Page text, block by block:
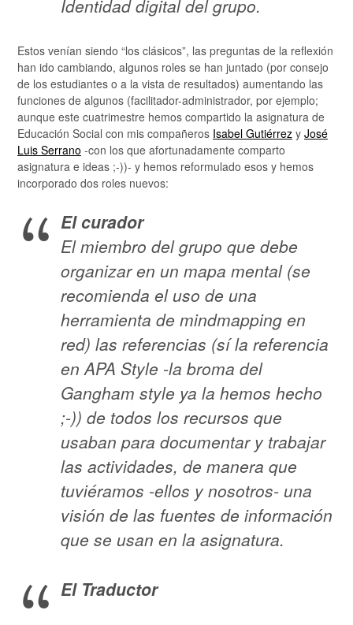
Identidad digital del grupo.
Estos venían siendo “los clásicos”, las preguntas de la reflexión
han ido cambiando, algunos roles se han juntado (por consejo
de los estudiantes o a la vista de resultados) aumentando las
funciones de algunos (facilitador-administrador, por ejemplo;
aunque este cuatrimestre hemos compartido la asignatura de
Educación Social con mis compañeros Isabel Gutiérrez y José
Luis Serrano -con los que afortunadamente comparto
asignatura e ideas ;-))- y hemos reformulado esos y hemos
incorporado dos roles nuevos:
El curador
El miembro del grupo que debe
organizar en un mapa mental (se
recomienda el uso de una
herramienta de mindmapping en
red) las referencias (sí la referencia
en APA Style -la broma del
Gangham style ya la hemos hecho
;-)) de todos los recursos que
usaban para documentar y trabajar
las actividades, de manera que
tuviéramos -ellos y nosotros- una
visión de las fuentes de información
que se usan en la asignatura.
El Traductor